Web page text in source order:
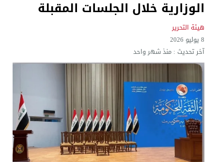
تحت عنوان “أقلام للمأجورين وسقوط في فخ الإفلاس
بينهم ضابطان.. توقيف أربعة منتسبين بشرطة النجف
الوزارية خلال الجلسات المقبلة
هيئة التحرير
8 يوليو 2026
آخر تحديث :منذ شهر واحد